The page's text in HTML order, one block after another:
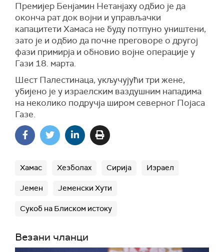
Премијер Бенјамин Нетанјаху одбио је да
оконча рат док војни и управљачки
капацитети Хамаса не буду потпуно уништени,
зато је и одбио да почне преговоре о другој
фази примирја и обновио војне операције у
Гази 18. марта.
Шест Палестинаца, укључујући три жене,
убијено је у израелским ваздушним нападима
на неколико подручја широм северног Појаса
Газе.
Хамас Хезболах Сирија Израел
Јемен Јеменски Хути
Сукоб на Блиском истоку
Везани чланци